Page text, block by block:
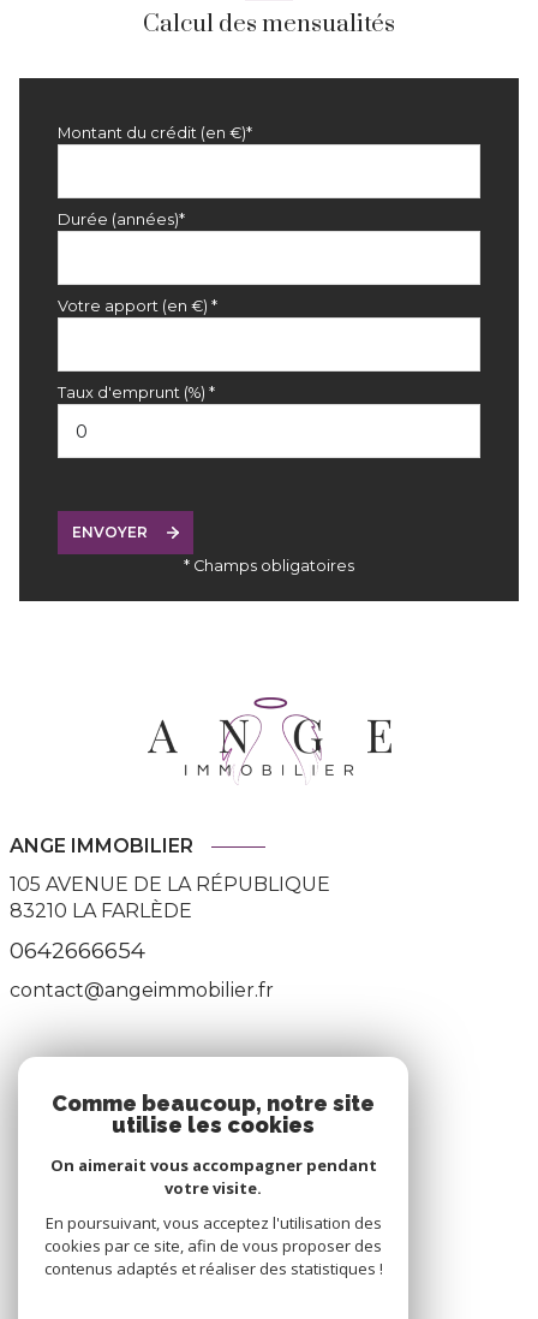
Calcul des mensualités
Montant du crédit (en €)*
Durée (années)*
Votre apport (en €) *
Taux d'emprunt (%) *
ENVOYER
* Champs obligatoires
ANGE IMMOBILIER
105 AVENUE DE LA RÉPUBLIQUE
83210 LA FARLÈDE
0642666654
contact@angeimmobilier.fr
Nous adhérons
Comme beaucoup, notre site
utilise les cookies
On aimerait vous accompagner pendant
votre visite.
En poursuivant, vous acceptez l'utilisation des
cookies par ce site, afin de vous proposer des
contenus adaptés et réaliser des statistiques !